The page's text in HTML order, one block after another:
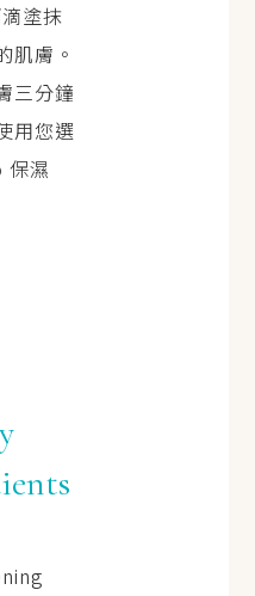
塗抹
肌膚。
三分鐘
用您選
保濕